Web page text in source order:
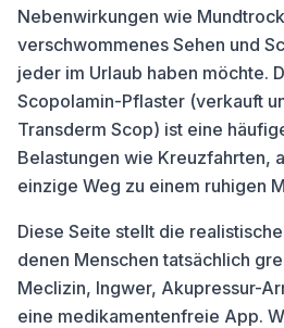
Nebenwirkungen wie
verschwommenes Sehen und
jeder im Urlaub haben möchte.
Scopolamin-Pflaster (verkauft
Transderm Scop) ist eine
Belastungen wie Kreuzfahrten,
einzige Weg zu einem ruhigen
Diese Seite stellt die
denen Menschen tatsächlich
Meclizin, Ingwer, Akupressur-
eine medikamentenfreie App.